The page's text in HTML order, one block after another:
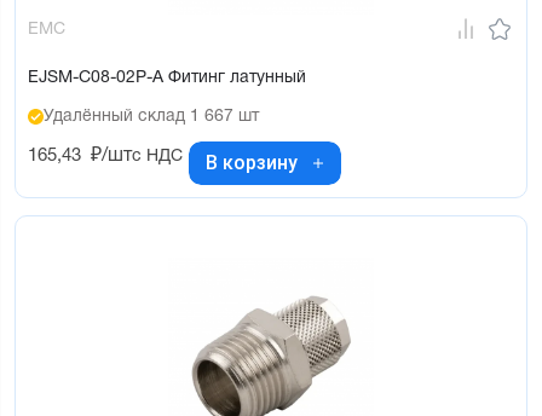
EMC
EJSM-C08-02P-A Фитинг латунный
Удалённый склад 1 667 шт
165,43 ₽/штс НДС В корзину